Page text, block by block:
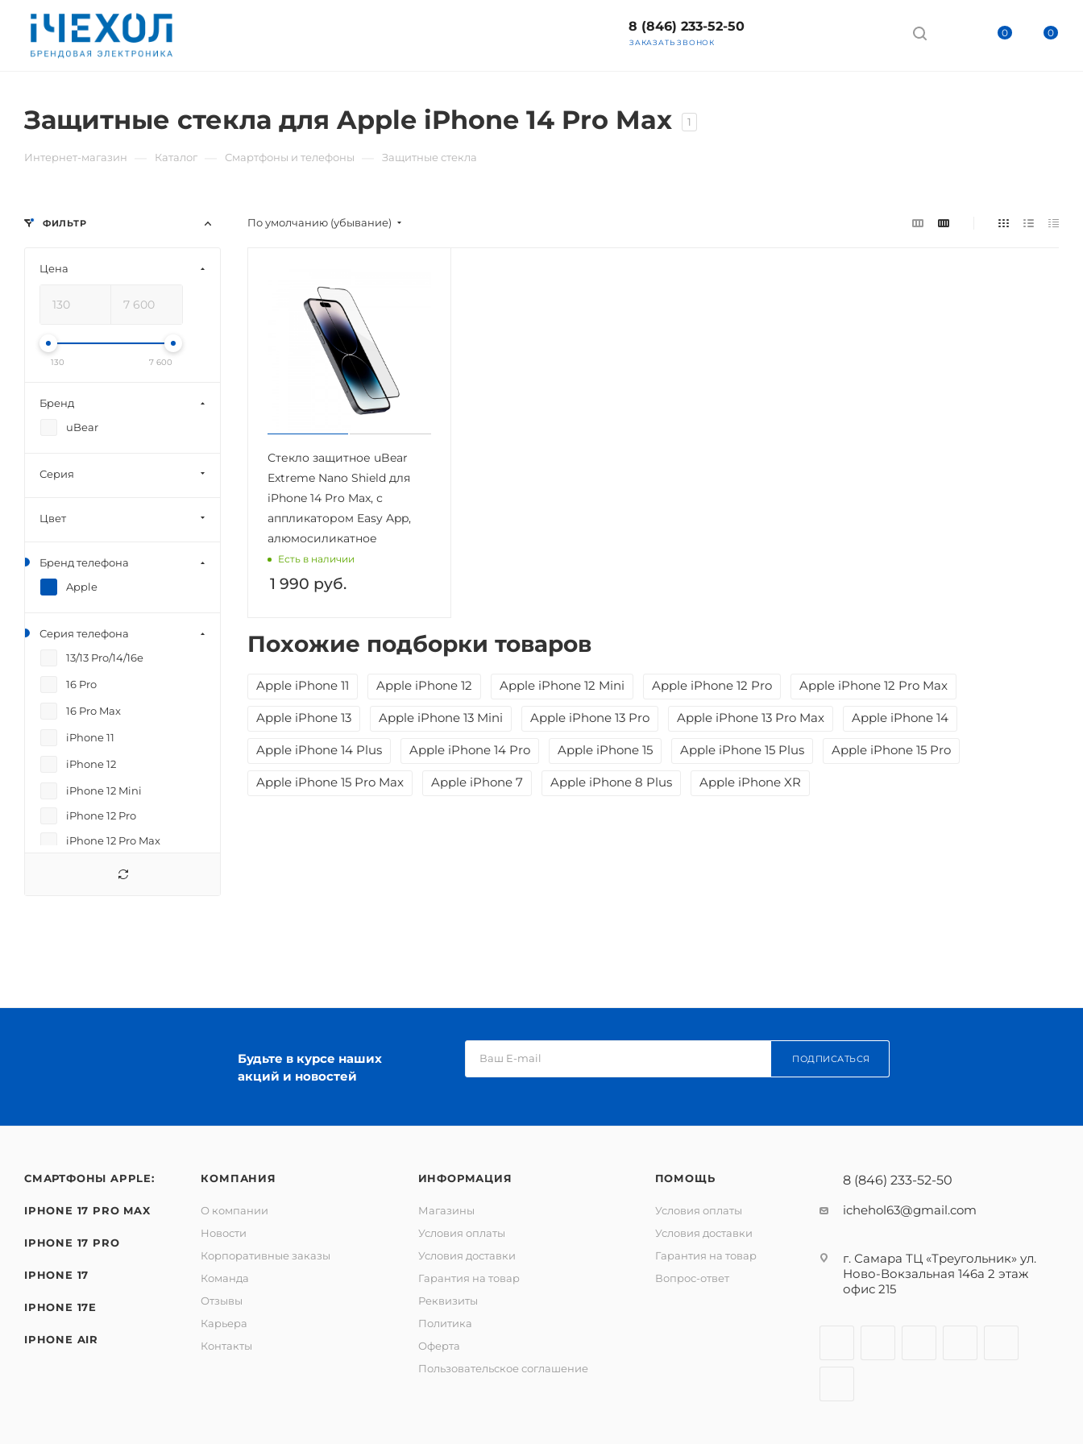
0 0
8 (846) 233-52-50
ЗАКАЗАТЬ ЗВОНОК
Защитные стекла для Apple iPhone 14 Pro Max 1
Интернет-магазин Каталог Смартфоны и телефоны Защитные стекла
По умолчанию (убывание)
Стекло защитное uBear
Extreme Nano Shield для
iPhone 14 Pro Max, с
аппликатором Easy App,
алюмосиликатное
Есть в наличии
1 990 руб.
Похожие подборки товаров
Apple iPhone 11 Apple iPhone 12 Apple iPhone 12 Mini Apple iPhone 12 Pro Apple iPhone 12 Pro Max
Apple iPhone 13 Apple iPhone 13 Mini Apple iPhone 13 Pro Apple iPhone 13 Pro Max Apple iPhone 14
Apple iPhone 14 Plus Apple iPhone 14 Pro Apple iPhone 15 Apple iPhone 15 Plus Apple iPhone 15 Pro
Apple iPhone 15 Pro Max Apple iPhone 7 Apple iPhone 8 Plus Apple iPhone XR
ФИЛЬТР
Цена
130 7 600
Бренд
uBear
Серия
Цвет
Бренд телефона
Apple
Серия телефона
13/13 Pro/14/16e
16 Pro
16 Pro Max
iPhone 11
iPhone 12
iPhone 12 Mini
iPhone 12 Pro
iPhone 12 Pro Max
Будьте в курсе наших
акций и новостей
ПОДПИСАТЬСЯ
СМАРТФОНЫ APPLE:
IPHONE 17 PRO MAX
IPHONE 17 PRO
IPHONE 17
IPHONE 17E
IPHONE AIR
КОМПАНИЯ
О компании
Новости
Корпоративные заказы
Команда
Отзывы
Карьера
Контакты
ИНФОРМАЦИЯ
Магазины
Условия оплаты
Условия доставки
Гарантия на товар
Реквизиты
Политика
Оферта
Пользовательское соглашение
ПОМОЩЬ
Условия оплаты
Условия доставки
Гарантия на товар
Вопрос-ответ
8 (846) 233-52-50
ichehol63@gmail.com
г. Самара ТЦ «Треугольник» ул.
Ново-Вокзальная 146а 2 этаж
офис 215